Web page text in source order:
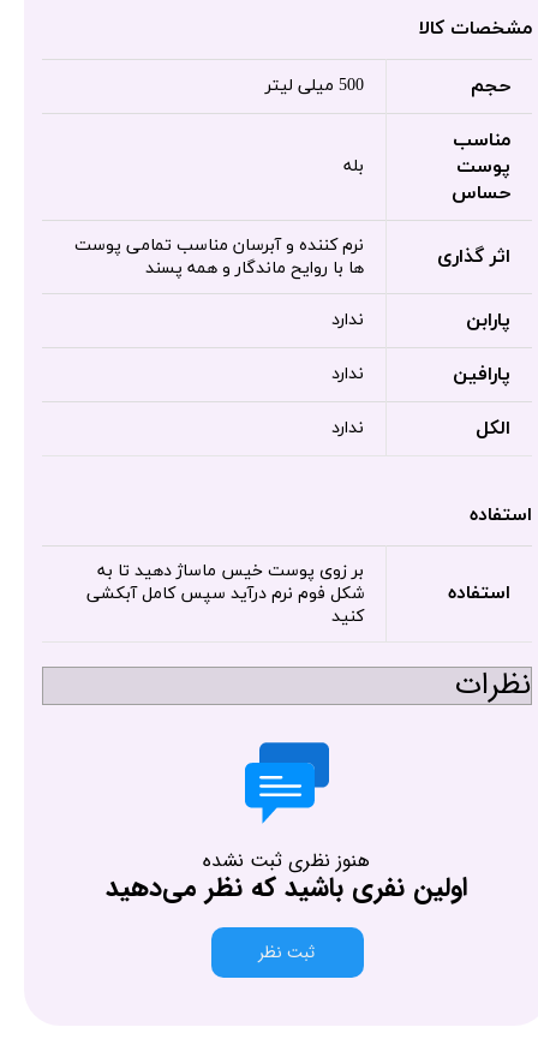
مشخصات کالا
حجم 500 میلی لیتر
مناسب
پوست
حساس
بله
اثر گذاری
نرم کننده و آبرسان مناسب تمامی پوست
ها با روایح ماندگار و همه پسند
پارابن ندارد
پارافین ندارد
الکل ندارد
استفاده
استفاده
بر زوی پوست خیس ماساژ دهید تا به
شکل فوم نرم درآید سپس کامل آبکشی
کنید
نظرات
هنوز نظری ثبت نشده
اولین نفری باشید که نظر می‌دهید
ثبت نظر